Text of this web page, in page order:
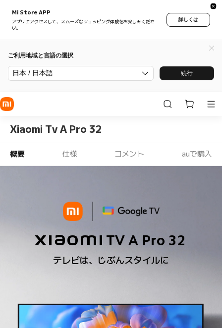
Mi Store APP
アプリにアクセスして、スムーズなショッピング体験をお楽しみくださ
い。
詳しくは
ご利用地域と言語の選択
日本 / 日本語 続行
Xiaomi Tv A Pro 32
概要 仕様 コメント auで購入
Xiaomi TV A Pro 32
テレビは、じぶんスタイルに